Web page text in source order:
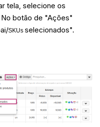
tela, selecione os
botão de "Ações"
SKUs selecionados".